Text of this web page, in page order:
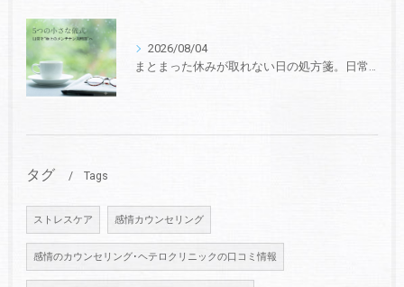
2026/08/04
まとまった休みが取れない日の処方箋。日常の隙間を“極上のメンテナンス時間”に変える5つの小さな儀式
タグ Tags
ストレスケア 感情カウンセリング
感情のカウンセリング･ヘテロクリニックの口コミ情報